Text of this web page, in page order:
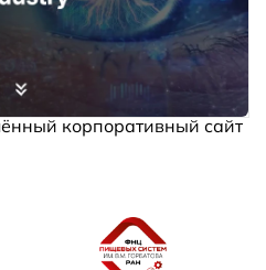
корпоративный сайт